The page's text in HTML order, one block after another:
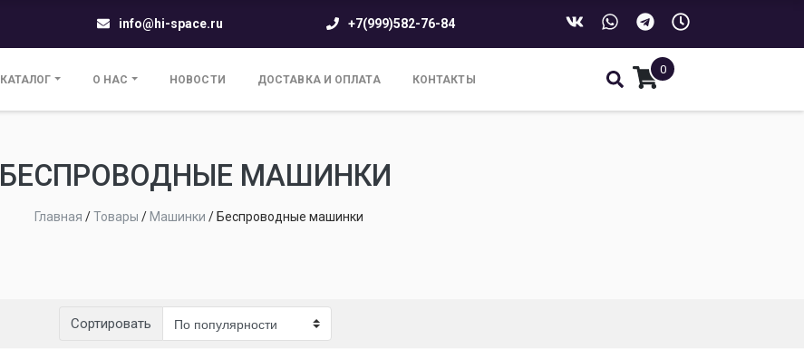
info@hi-space.ru +7(999)582-76-84
КАТАЛОГ О НАС НОВОСТИ ДОСТАВКА И ОПЛАТА КОНТАКТЫ
0
БЕСПРОВОДНЫЕ МАШИНКИ
Главная /Товары / Машинки / Беспроводные машинки
Сортировать